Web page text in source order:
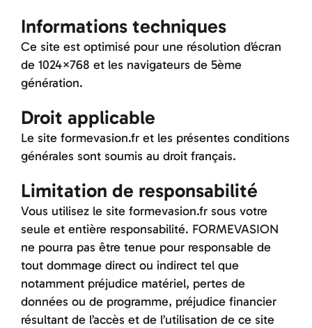
Informations techniques
Ce site est optimisé pour une résolution d’écran
de 1024×768 et les navigateurs de 5ème
génération.
Droit applicable
Le site formevasion.fr et les présentes conditions
générales sont soumis au droit français.
Limitation de responsabilité
Vous utilisez le site formevasion.fr sous votre
seule et entière responsabilité. FORMEVASION
ne pourra pas être tenue pour responsable de
tout dommage direct ou indirect tel que
notamment préjudice matériel, pertes de
données ou de programme, préjudice financier
résultant de l’accès et de l’utilisation de ce site